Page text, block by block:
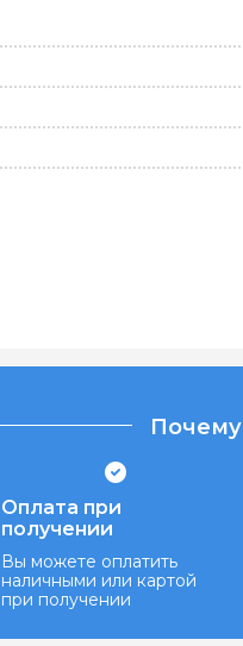
Почему
Оплата при
получении
Вы можете оплатить
наличными или картой
при получении